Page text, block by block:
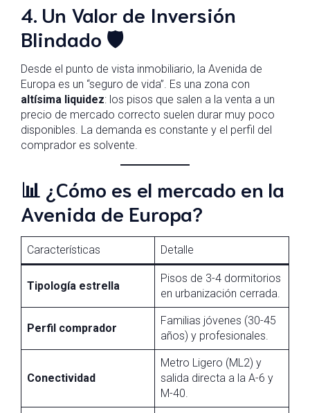
4. Un Valor de Inversión
Blindado 🛡️
Desde el punto de vista inmobiliario, la Avenida de
Europa es un “seguro de vida”. Es una zona con
altísima liquidez: los pisos que salen a la venta a un
precio de mercado correcto suelen durar muy poco
disponibles. La demanda es constante y el perfil del
comprador es solvente.
📊 ¿Cómo es el mercado en la
Avenida de Europa?
Características Detalle
Tipología estrella
Pisos de 3-4 dormitorios
en urbanización cerrada.
Perfil comprador
Familias jóvenes (30-45
años) y profesionales.
Conectividad
Metro Ligero (ML2) y
salida directa a la A-6 y
M-40.